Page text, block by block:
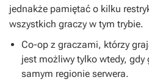
jednakże pamiętać o kilku
wszystkich graczy w tym trybie.
Co-op z graczami, którzy
jest możliwy tylko wtedy, gdy
samym regionie serwera.